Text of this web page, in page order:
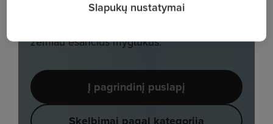
Slapukų nustatymai